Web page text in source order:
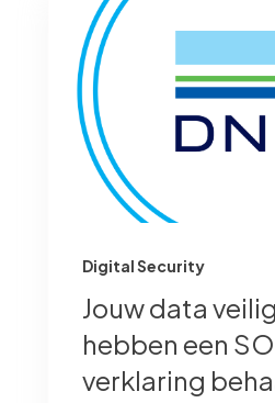
Digital Security
Jouw data
hebben een
verklaring